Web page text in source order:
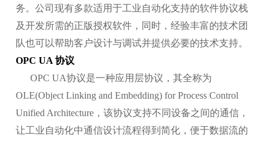
务。公司现有多款适用于工业自动化支持的软件协议栈
及开发所需的正版授权软件，同时，经验丰富的技术团
队也可以帮助客户设计与调试并提供必要的技术支持。
OPC UA 协议
OPC UA协议是一种应用层协议，其全称为
OLE(Object Linking and Embedding) for Process Control
Unified Architecture，该协议支持不同设备之间的通信，
让工业自动化中通信设计流程得到简化，便于数据流的